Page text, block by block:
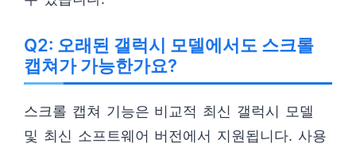
Q2: 오래된 갤럭시 모델에서도 스크롤
캡쳐가 가능한가요?
스크롤 캡쳐 기능은 비교적 최신 갤럭시 모델
및 최신 소프트웨어 버전에서 지원됩니다. 사용